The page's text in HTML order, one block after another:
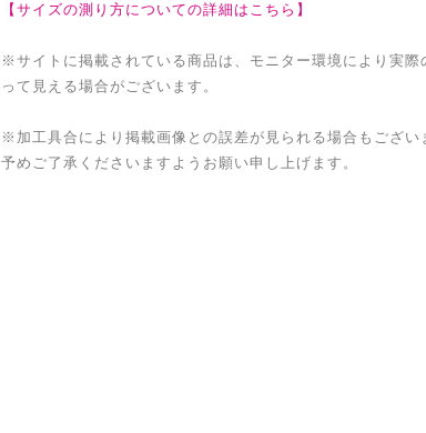
【サイズの測り方についての詳細はこちら】
※サイトに掲載されている商品は、モニター環境により実際
って見える場合がございます。
※加工具合により掲載画像との誤差が見られる場合もござい
予めご了承くださいますようお願い申し上げます。